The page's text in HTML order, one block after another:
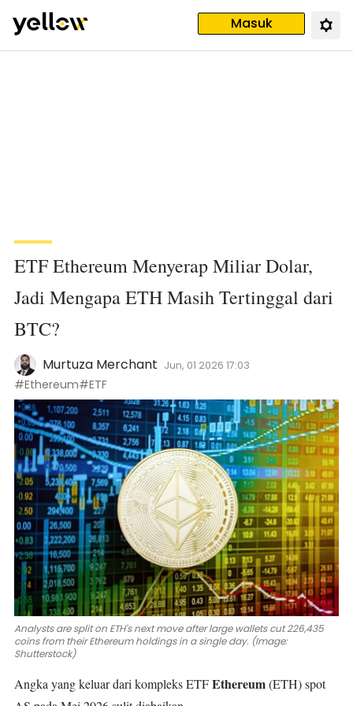
Masuk
ETF Ethereum Menyerap Miliar Dolar,
Jadi Mengapa ETH Masih Tertinggal dari
BTC?
Murtuza Merchant Jun, 01 2026 17:03
#Ethereum#ETF
Analysts are split on ETH's next move after large wallets cut 226,435
coins from their Ethereum holdings in a single day. (Image:
Shutterstock)
Angka yang keluar dari kompleks ETFEthereum(ETH)spot